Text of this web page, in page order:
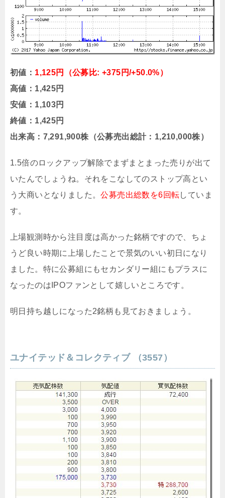
初値： 1,125円（公募比: +375円/+50.0%）
高値：1,425円
安値：1,103円
終値：1,425円
出来高：7,291,900株（公募売出総計：1,210,000株）
1.5倍のロックアップ解除でまずまとまった売りが出て
いたんでしょうね。それをこなしてのストップ高とい
う大商いとなりました。公募売出総数を6回転していま
す。
上場観測時から注目度は高かった銘柄ですので、ちょ
うど良い時期に上場したことで景気のいい初日になり
ました。特に公募組にもセカンダリー組にもプラスに
なったのはIPOファンとして嬉しいところです。
明日持ち越しになった2銘柄も見ておきましょう。
ユナイテッド＆コレクティブ （3557）